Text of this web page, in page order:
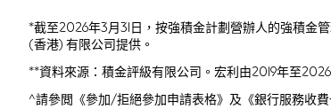
*截至2026年3月31日，按強積金計劃營辦人的強積金
(香港) 有限公司提供。
**資料來源：積金評級有限公司。宏利由2019年至
^請參閲《參加/拒絕參加申請表格》及《銀行服務收